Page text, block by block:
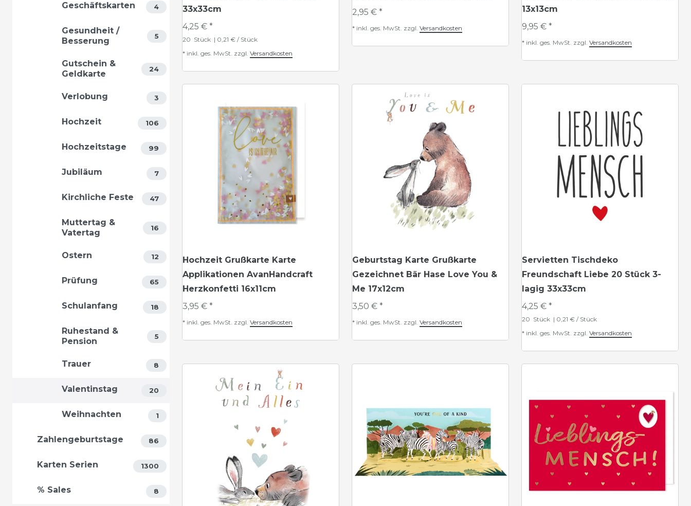
Geschäftskarten 4
Gesundheit /
Besserung
5
Gutschein &
Geldkarte
24
Verlobung 3
Hochzeit 106
Hochzeitstage 99
Jubiläum 7
Kirchliche Feste 47
Muttertag &
Vatertag
16
Ostern 12
Prüfung 65
Schulanfang 18
Ruhestand &
Pension
5
Trauer 8
Valentinstag 20
Weihnachten 1
Zahlengeburtstage 86
Karten Serien 1300
% Sales 8
33x33cm
4,25 € *
20 Stück | 0,21 € / Stück
* inkl. ges. MwSt. zzgl. Versandkosten
2,95 € *
* inkl. ges. MwSt. zzgl. Versandkosten
13x13cm
9,95 € *
* inkl. ges. MwSt. zzgl. Versandkosten
Hochzeit Grußkarte Karte
Applikationen AvanHandcraft
Herzkonfetti 16x11cm
3,95 € *
* inkl. ges. MwSt. zzgl. Versandkosten
Geburtstag Karte Grußkarte
Gezeichnet Bär Hase Love You &
Me 17x12cm
3,50 € *
* inkl. ges. MwSt. zzgl. Versandkosten
Servietten Tischdeko
Freundschaft Liebe 20 Stück 3-
lagig 33x33cm
4,25 € *
20 Stück | 0,21 € / Stück
* inkl. ges. MwSt. zzgl. Versandkosten